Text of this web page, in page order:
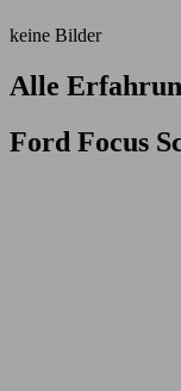
keine Bilder
Alle
Ford Focus